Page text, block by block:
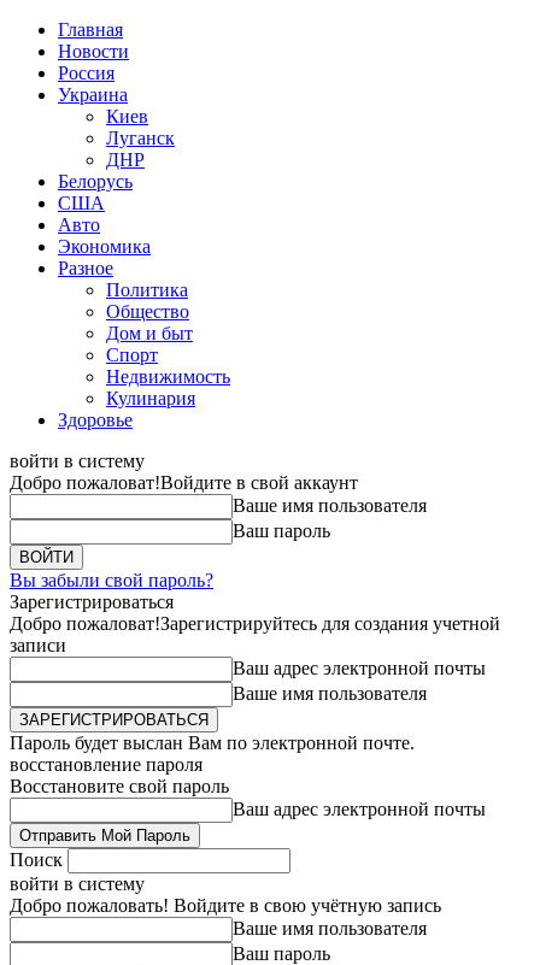
Главная
Новости
Россия
Украина
Киев
Луганск
ДНР
Белорусь
США
Авто
Экономика
Разное
Политика
Общество
Дом и быт
Спорт
Недвижимость
Кулинария
Здоровье
войти в систему
Добро пожаловат!Войдите в свой аккаунт
Ваше имя пользователя
Ваш пароль
Вы забыли свой пароль?
Зарегистрироваться
Добро пожаловат!Зарегистрируйтесь для создания учетной
записи
Ваш адрес электронной почты
Ваше имя пользователя
Пароль будет выслан Вам по электронной почте.
восстановление пароля
Восстановите свой пароль
Ваш адрес электронной почты
Поиск
войти в систему
Добро пожаловать! Войдите в свою учётную запись
Ваше имя пользователя
Ваш пароль